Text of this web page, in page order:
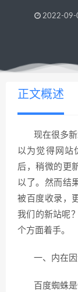
2022-09-
当前位置：易速网站
正文概述
现在很多新
以为觉得网站
后，稍微的更
以了。然而结
被百度收录，
我们的新站呢？
个方面着手。
一、内在因
百度蜘蛛是